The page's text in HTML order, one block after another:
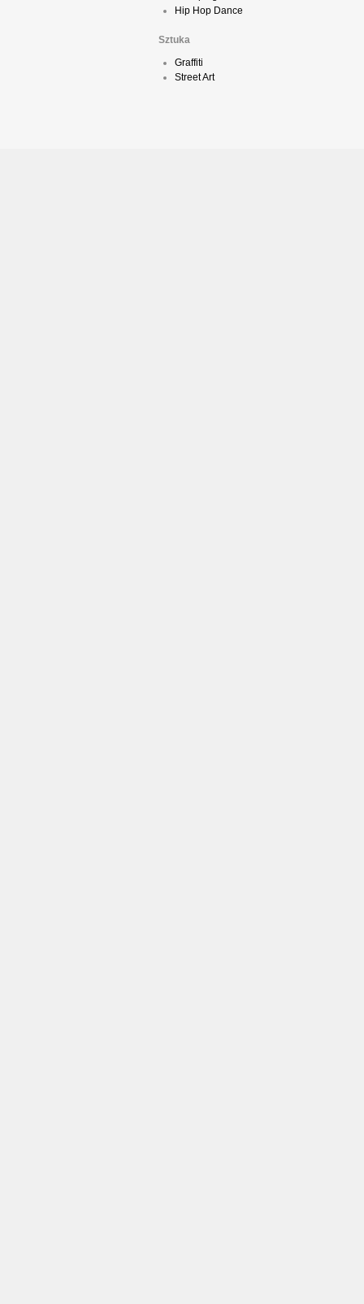
Hip Hop Dance
Sztuka
Graffiti
Street Art